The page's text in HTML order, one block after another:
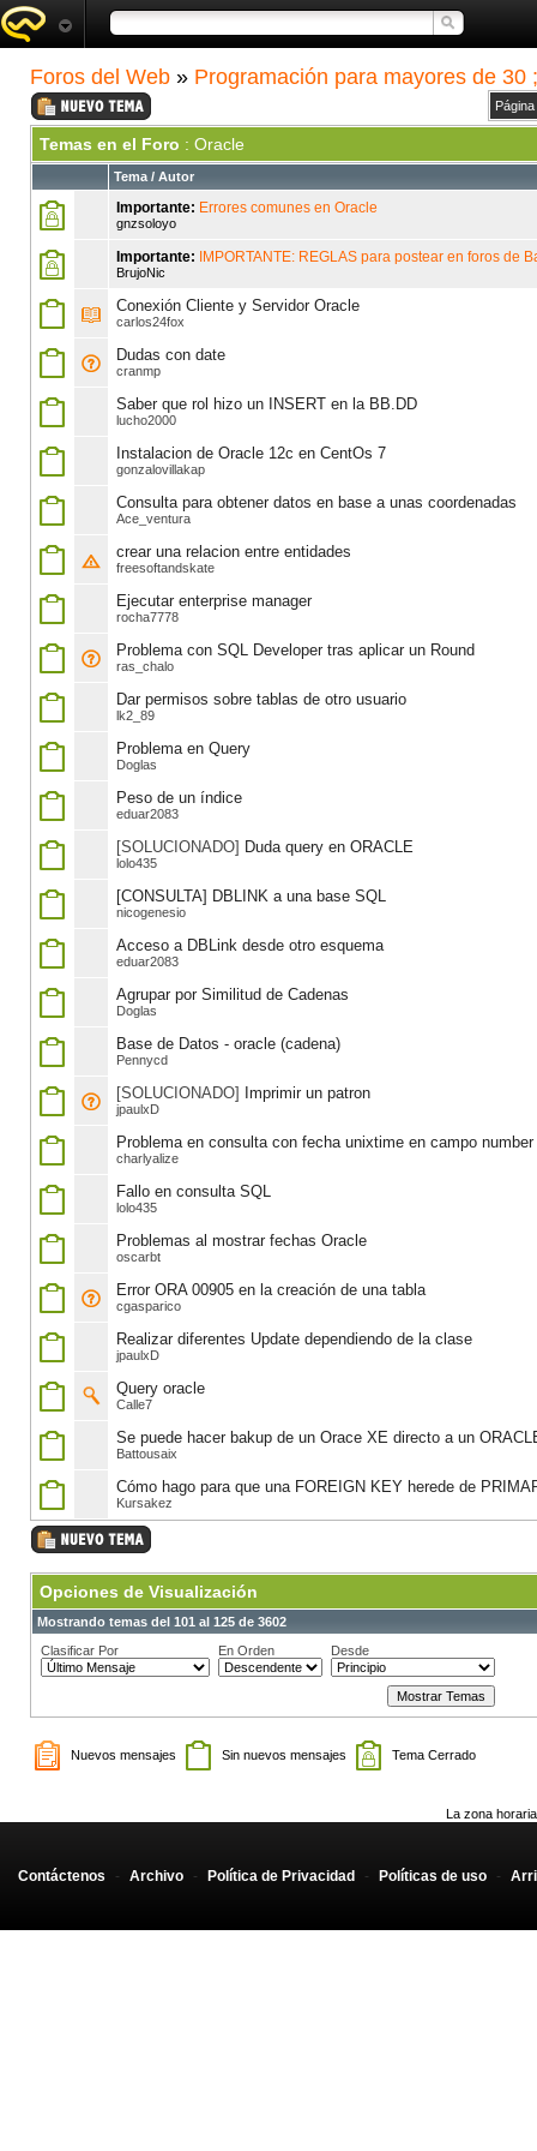
Foros del Web » Programación para mayores de 30
Temas en el Foro : Oracle
Tema / Autor
Importante: Errores comunes en Oracle
gnzsoloyo
Importante: IMPORTANTE: REGLAS para postear en foros de
BrujoNic
Conexión Cliente y Servidor Oracle
carlos24fox
Dudas con date
cranmp
Saber que rol hizo un INSERT en la BB.DD
lucho2000
Instalacion de Oracle 12c en CentOs 7
gonzalovillakap
Consulta para obtener datos en base a unas coordenadas
Ace_ventura
crear una relacion entre entidades
freesoftandskate
Ejecutar enterprise manager
rocha7778
Problema con SQL Developer tras aplicar un Round
ras_chalo
Dar permisos sobre tablas de otro usuario
lk2_89
Problema en Query
Doglas
Peso de un índice
eduar2083
[SOLUCIONADO] Duda query en ORACLE
lolo435
[CONSULTA] DBLINK a una base SQL
nicogenesio
Acceso a DBLink desde otro esquema
eduar2083
Agrupar por Similitud de Cadenas
Doglas
Base de Datos - oracle (cadena)
Pennycd
[SOLUCIONADO] Imprimir un patron
jpaulxD
Problema en consulta con fecha unixtime en campo number
charlyalize
Fallo en consulta SQL
lolo435
Problemas al mostrar fechas Oracle
oscarbt
Error ORA 00905 en la creación de una tabla
cgasparico
Realizar diferentes Update dependiendo de la clase
jpaulxD
Query oracle
Calle7
Se puede hacer bakup de un Orace XE directo a un
Battousaix
Cómo hago para que una FOREIGN KEY herede de
Kursakez
Opciones de Visualización
Mostrando temas del 101 al 125 de 3602
Clasificar Por
En Orden Desde
Nuevos mensajes Sin nuevos mensajes Tema Cerrado
La zona
Contáctenos - Archivo - Política de Privacidad - Políticas de uso -